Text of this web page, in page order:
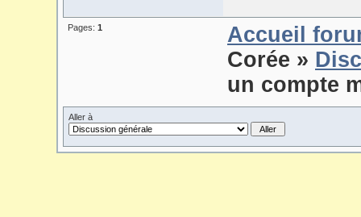
Pages: 1
Accueil
Corée »
un compte
Aller à